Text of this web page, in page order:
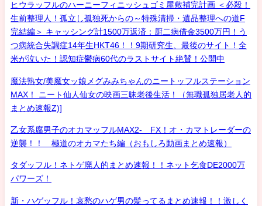
ヒウラッフルのハーニーフィニッシュゴミ屋敷補完計画 ＜必殺！
生前整理人！孤立し孤独死からの～特殊清掃・遺品整理への道F
完結編＞ キャッシング計1500万返済：厨二病借金3500万円！う
つ病統合失調症14年生HKT46！！9期研究生、最後のサイト！全
米が泣いた！認知症鬱病60代のラストサイト絶賛！公開中
魔法熟女/美魔女ッ娘メグみみちゃんのニートッフルステーション
MAX！ ニート仙人仙女の映画三昧老後生活！（無職孤独居老人的
まとめ速報Z)]
乙女系腐男子のオカマッフルMAX2- FX！オ・カマトレーダーの
逆襲！！ 極道のオカマたち編（おもしろ動画まとめ速報）
タダッフル！ネトゲ廃人的まとめ速報！！ネット乞食DE2000万
パワーズ！
新・ハゲッフル！哀愁のハゲ男の髪ってるまとめ速報！！激しく